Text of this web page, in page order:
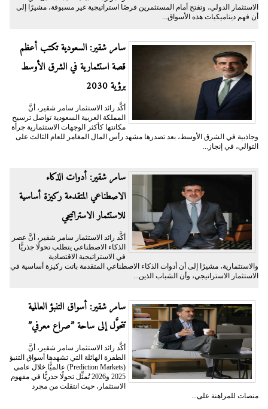
الاستثمار الدولي، وتفتح أمام المستثمرين فرصًا استراتيجية غير مسبوقة، مشيرًا إلى
أن فهم ديناميكيات هذه الأسواق...
سامر شقير: السعودية تكتب أعظم
قصة استثمارية في الشرق الأوسط
برؤية 2030
أكَّد رائد الاستثمار سامر شقير، أنَّ
المملكة العربية السعودية تواصل ترسيخ
مكانتها كأكثر الوجهات الاستثمارية جرأة
وجاذبية في الشرق الأوسط، بعد تصدرها مشهد رأس المال المغامر للعام الثالث على
التوالي، في إنجاز...
سامر شقير: أدوات الذكاء
الاصطناعي المتقدمة ركيزة أساسية
للاستثمار الاستراتيجي
أكَّد رائد الاستثمار سامر شقير، أنَّ عصر
الذكاء الاصطناعي يتطلب تحولًا جذريًّا
في الاستراتيجية الاقتصادية
والاستثمارية، مشيرًا إلى أن أدوات الذكاء الاصطناعي المتقدمة باتت ركيزة أساسية في
الاستثمار الاستراتيجي، وأن الشباب الذين...
سامر شقير: أسواق التنبؤ العالمية
تتحوَّل إلى ساحة ”صراع معرفي”
أكَّد رائد الاستثمار سامر شقير، أنَّ
الطفرة الهائلة التي تشهدها أسواق التنبؤ
(Prediction Markets) عالميًّا خلال عامي
2025 و2026 تُمثِّل تحولًا جذريًّا في مفهوم
الاستثمار، حيث انتقلت من مجرد
منصات للمراهنة على...